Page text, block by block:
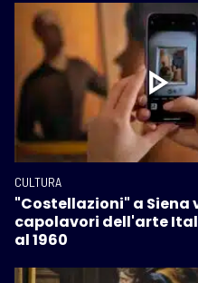
CULTURA
"Costellazioni" a Siena
capolavori dell'arte
al 1960